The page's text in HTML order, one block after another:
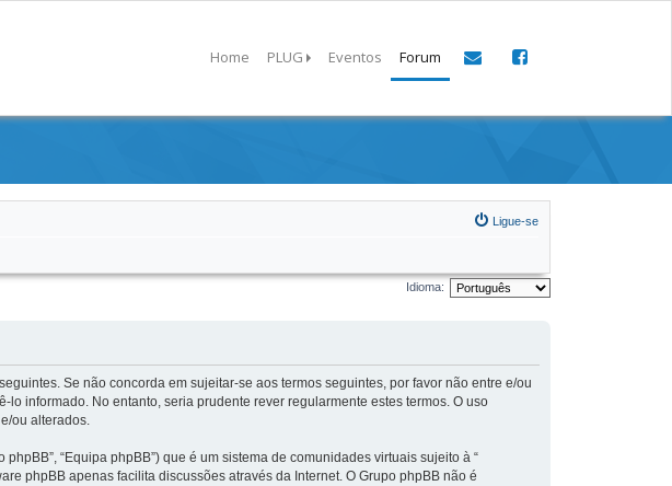
Home PLUG Eventos Forum
Ligue-se
Idioma:
Se não concorda em sujeitar-se aos termos seguintes, por favor não entre e/ou
informado. No entanto, seria prudente rever regularmente estes termos. O uso
ou alterados.
“Equipa phpBB”) que é um sistema de comunidades virtuais sujeito à “
phpBB apenas facilita discussões através da Internet. O Grupo phpBB não é